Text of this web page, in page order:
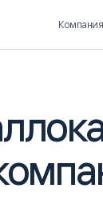
Polymatica
ПЛАНИРОВАНИЕ
БЮДЖЕТИРОВАНИЕ
Компания